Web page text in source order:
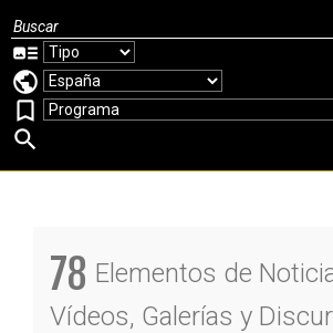
art_track
public
bookmark_border
search
78 Elementos de
Vídeos, Galerías y